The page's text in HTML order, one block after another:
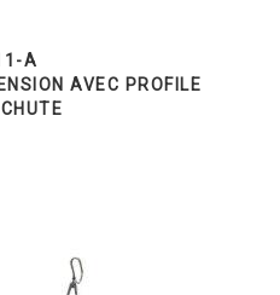
A
AVEC PROFILE